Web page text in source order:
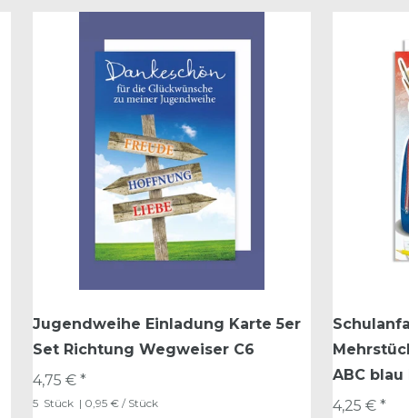
Jugendweihe Einladung Karte 5er
Set Richtung Wegweiser C6
4,75 € *
5 Stück | 0,95 € / Stück
ABC blau
4,25 € *